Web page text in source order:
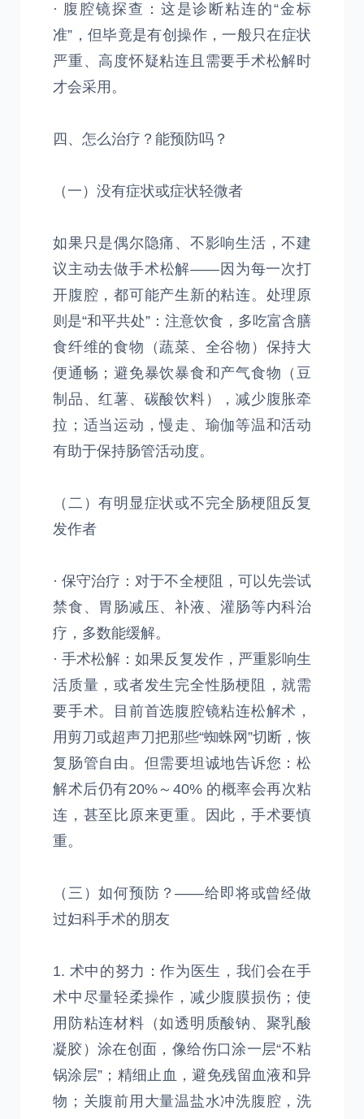
· 腹腔镜探查：这是诊断粘连的“金标
准”，但毕竟是有创操作，一般只在症状
严重、高度怀疑粘连且需要手术松解时
才会采用。
四、怎么治疗？能预防吗？
（一）没有症状或症状轻微者
如果只是偶尔隐痛、不影响生活，不建
议主动去做手术松解——因为每一次打
开腹腔，都可能产生新的粘连。处理原
则是“和平共处”：注意饮食，多吃富含膳
食纤维的食物（蔬菜、全谷物）保持大
便通畅；避免暴饮暴食和产气食物（豆
制品、红薯、碳酸饮料），减少腹胀牵
拉；适当运动，慢走、瑜伽等温和活动
有助于保持肠管活动度。
（二）有明显症状或不完全肠梗阻反复
发作者
· 保守治疗：对于不全梗阻，可以先尝试
禁食、胃肠减压、补液、灌肠等内科治
疗，多数能缓解。
· 手术松解：如果反复发作，严重影响生
活质量，或者发生完全性肠梗阻，就需
要手术。目前首选腹腔镜粘连松解术，
用剪刀或超声刀把那些“蜘蛛网”切断，恢
复肠管自由。但需要坦诚地告诉您：松
解术后仍有20%～40% 的概率会再次粘
连，甚至比原来更重。因此，手术要慎
重。
（三）如何预防？——给即将或曾经做
过妇科手术的朋友
1. 术中的努力：作为医生，我们会在手
术中尽量轻柔操作，减少腹膜损伤；使
用防粘连材料（如透明质酸钠、聚乳酸
凝胶）涂在创面，像给伤口涂一层“不粘
锅涂层”；精细止血，避免残留血液和异
物；关腹前用大量温盐水冲洗腹腔，洗